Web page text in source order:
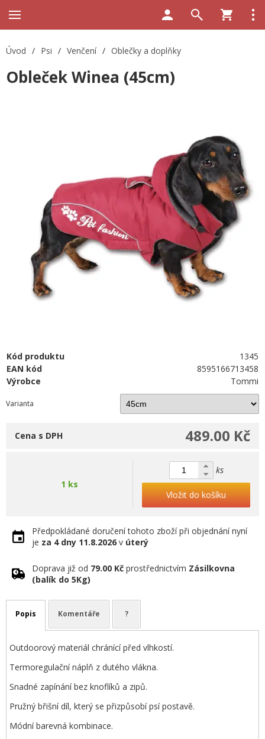
Úvod / Psi / Venčení / Oblečky a doplňky
Obleček Winea (45cm)
Kód produktu
1345
EAN kód
8595166713458
Výrobce
Tommi
Varianta
489.00 Kč
Cena s DPH
1 ks
ks
Vložit do košíku
Předpokládané doručení tohoto zboží při objednání nyní
je za 4 dny 11.8.2026 v úterý
Doprava již od 79.00 Kč prostřednictvím Zásilkovna
(balík do 5Kg)
Popis Komentáře ?
Outdoorový materiál chránící před vlhkostí.
Termoregulační náplň z dutého vlákna.
Snadné zapínání bez knoflíků a zipů.
Pružný břišní díl, který se přizpůsobí psí postavě.
Módní barevná kombinace.